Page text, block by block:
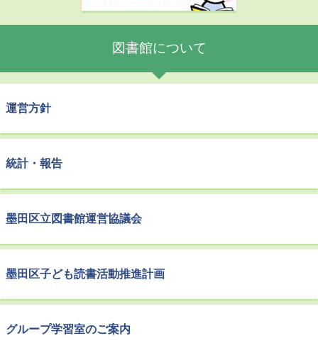
図書館について
運営方針
統計・報告
墨田区立図書館運営協議会
墨田区子ども読書活動推進計画
グループ学習室のご案内